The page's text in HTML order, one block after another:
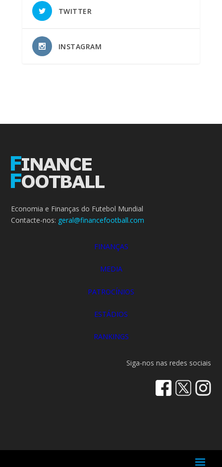
TWITTER
INSTAGRAM
Economia e Finanças do Futebol Mundial
Contacte-nos: geral@financefootball.com
FINANÇAS
MEDIA
PATROCÍNIOS
ESTÁDIOS
RANKINGS
Siga-nos nas redes sociais